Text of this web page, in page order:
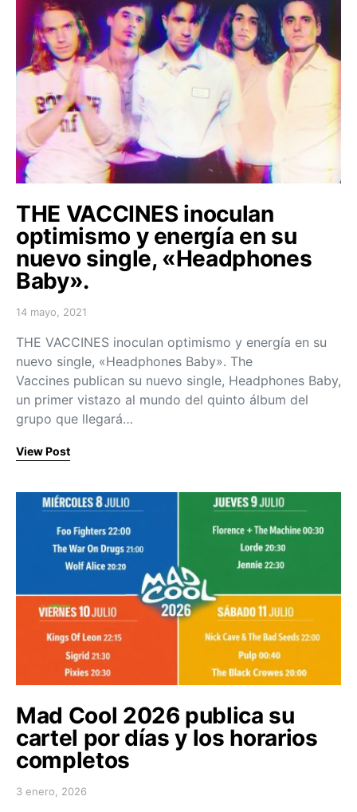
THE VACCINES inoculan
optimismo y energía en su
nuevo single, «Headphones
Baby».
Posted on
14 mayo, 2021
THE VACCINES inoculan optimismo y energía en su
nuevo single, «Headphones Baby». The
Vaccines publican su nuevo single, Headphones Baby,
un primer vistazo al mundo del quinto álbum del
grupo que llegará…
View Post
Mad Cool 2026 publica su
cartel por días y los horarios
completos
Posted on
3 enero, 2026